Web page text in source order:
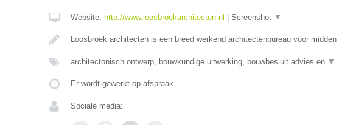
Website: http://www.loosbroekarchitecten.nl Screenshot ▼
Loosbroek architecten is een breed werkend architectenbureau voor midden
architectonisch ontwerp, bouwkundige uitwerking, bouwbesluit advies en ▼
Er wordt gewerkt op afspraak.
Sociale media: